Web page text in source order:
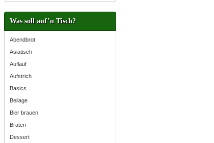
Was soll auf’n Tisch?
Abendbrot
Asiatisch
Auflauf
Aufstrich
Basics
Beilage
Bier brauen
Braten
Dessert